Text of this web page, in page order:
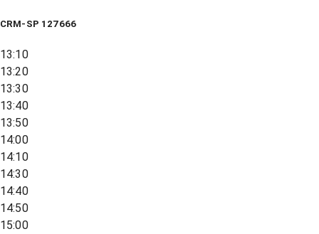
CRM-SP 127666
13:10
13:20
13:30
13:40
13:50
14:00
14:10
14:30
14:40
14:50
15:00